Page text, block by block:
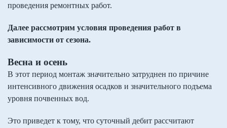
проведения ремонтных работ.
Далее рассмотрим условия проведения работ в
зависимости от сезона.
Весна и осень
В этот период монтаж значительно затруднен по причине
интенсивного движения осадков и значительного подъема
уровня почвенных вод.
Это приведет к тому, что суточный дебит рассчитают